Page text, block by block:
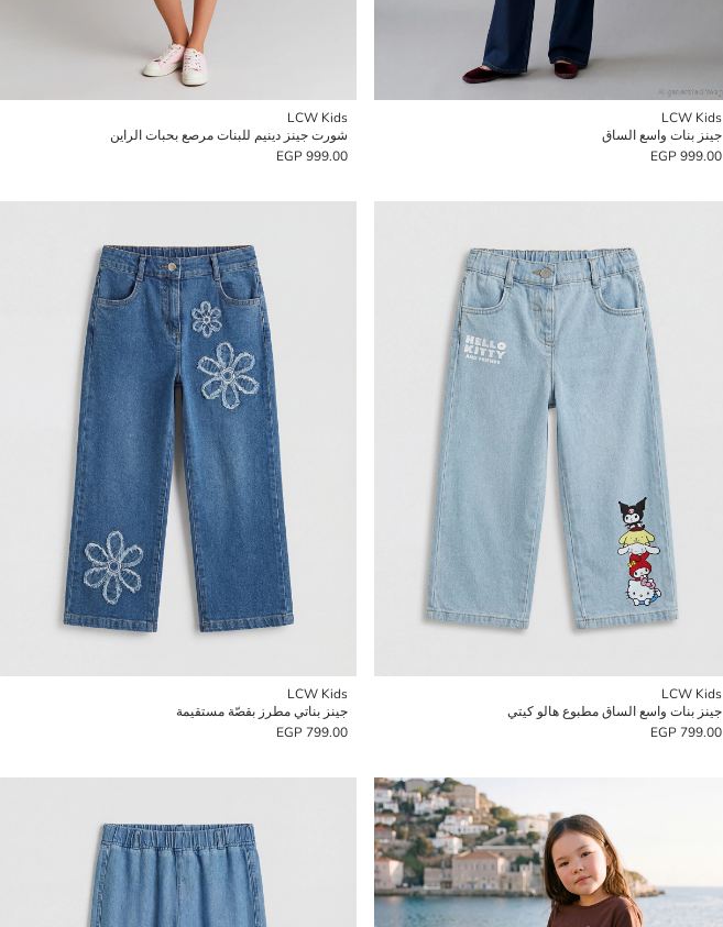
LCW Kids
جينز بنات واسع الساق
999.00 EGP
LCW Kids
شورت جينز دينيم للبنات مرصع بحبات الراين
999.00 EGP
LCW Kids
جينز بنات واسع الساق مطبوع هالو كيتي
799.00 EGP
LCW Kids
جينز بناتي مطرز بقصّة مستقيمة
799.00 EGP